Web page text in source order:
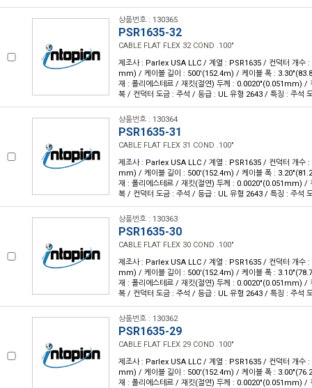
상품번호 : 130365
PSR1635-32
CABLE FLAT FLEX 32 COND .100"
제조사 : Parlex USA LLC / 계열 : PSR1635 / 컨덕터 개수
mm) / 케이블 길이 : 500'(152.4m) / 케이블 폭 :
재 : 폴리에스테르 / 재킷(절연) 두께 : 0.0020"(0.051mm) /
복 / 컨덕터 도금 : 주석 / 등급 : UL 유형 2643 / 특징 : 주석
상품번호 : 130364
PSR1635-31
CABLE FLAT FLEX 31 COND .100"
제조사 : Parlex USA LLC / 계열 : PSR1635 / 컨덕터 개수
mm) / 케이블 길이 : 500'(152.4m) / 케이블 폭 :
재 : 폴리에스테르 / 재킷(절연) 두께 : 0.0020"(0.051mm) /
복 / 컨덕터 도금 : 주석 / 등급 : UL 유형 2643 / 특징 : 주석
상품번호 : 130363
PSR1635-30
CABLE FLAT FLEX 30 COND .100"
제조사 : Parlex USA LLC / 계열 : PSR1635 / 컨덕터 개수
mm) / 케이블 길이 : 500'(152.4m) / 케이블 폭 :
재 : 폴리에스테르 / 재킷(절연) 두께 : 0.0020"(0.051mm) /
복 / 컨덕터 도금 : 주석 / 등급 : UL 유형 2643 / 특징 : 주석
상품번호 : 130362
PSR1635-29
CABLE FLAT FLEX 29 COND .100"
제조사 : Parlex USA LLC / 계열 : PSR1635 / 컨덕터 개수
mm) / 케이블 길이 : 500'(152.4m) / 케이블 폭 :
재 : 폴리에스테르 / 재킷(절연) 두께 : 0.0020"(0.051mm) /